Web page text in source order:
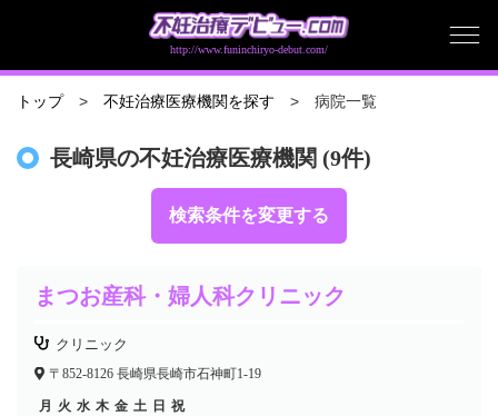
http://www.funinchiryo-debut.com/
トップ 不妊治療医療機関を探す 病院一覧
長崎県の不妊治療医療機関 (9件)
検索条件を変更する
まつお産科・婦人科クリニック
クリニック
〒852-8126 長崎県長崎市石神町1-19
月 火 水 木 金 土 日 祝